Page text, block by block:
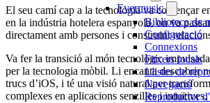
Evermusic
Biblioteca de
Configuració
Connexions
Fitxers locals
Llistes de
Navegació
Reproductor
El seu camí cap a la tecnologia va començar
en la indústria hotelera espanyola, on va
directament amb persones i construint
Va fer la transició al món tecnològic
per la tecnologia mòbil. Li encanta descobrir
trucs d’iOS, i té una visió natural per
complexes en aplicacions senzilles i intuïtives.